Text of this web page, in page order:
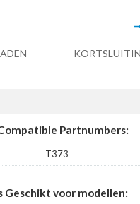
Partnumbers:
T373
Geschikt voor modellen: